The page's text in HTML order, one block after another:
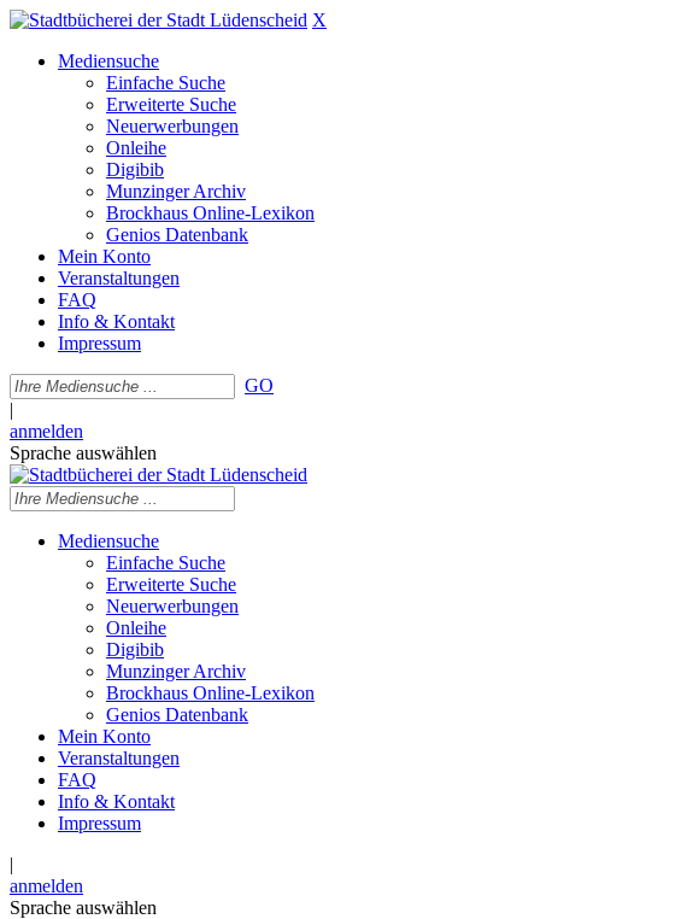
X
Mediensuche
Einfache Suche
Erweiterte Suche
Neuerwerbungen
Onleihe
Digibib
Munzinger Archiv
Brockhaus Online-Lexikon
Genios Datenbank
Mein Konto
Veranstaltungen
FAQ
Info & Kontakt
Impressum
GO
|
anmelden
Sprache auswählen
Mediensuche
Einfache Suche
Erweiterte Suche
Neuerwerbungen
Onleihe
Digibib
Munzinger Archiv
Brockhaus Online-Lexikon
Genios Datenbank
Mein Konto
Veranstaltungen
FAQ
Info & Kontakt
Impressum
|
anmelden
Sprache auswählen